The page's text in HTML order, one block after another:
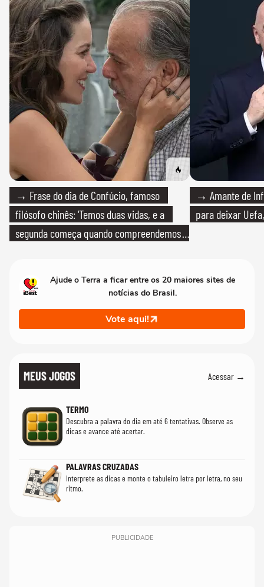
→ Frase do dia de Confúcio, famoso
filósofo chinês: 'Temos duas vidas, e a
segunda começa quando compreendemos
→ Amante de
para deixar
Ajude o Terra a ficar entre os 20 maiores sites de
notícias do Brasil.
Vote aqui!
MEUS JOGOS Acessar →
TERMO
Descubra a palavra do dia em até 6 tentativas. Observe as
dicas e avance até acertar.
PALAVRAS CRUZADAS
Interprete as dicas e monte o tabuleiro letra por letra, no seu
ritmo.
PUBLICIDADE